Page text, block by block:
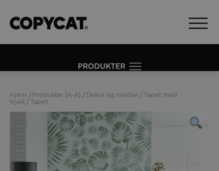
Hjem /Produkter (A-Å) /Dekor og medier /Tapet med
trykk / Tapet